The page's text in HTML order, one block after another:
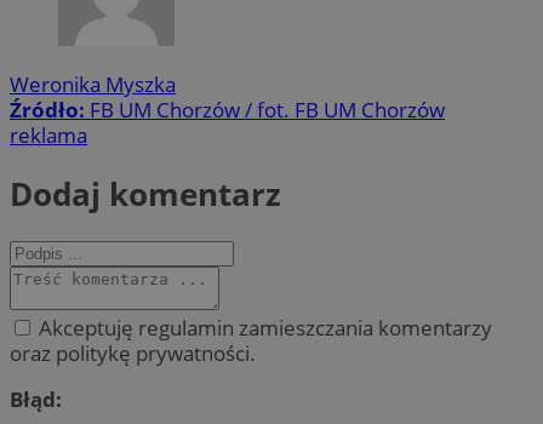
Weronika Myszka
Źródło: FB UM Chorzów / fot. FB UM Chorzów
reklama
Dodaj komentarz
Akceptuję regulamin zamieszczania komentarzy
oraz politykę prywatności.
Błąd: